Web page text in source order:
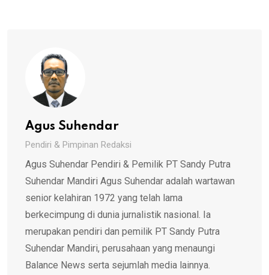
Agus Suhendar
Pendiri & Pimpinan Redaksi
Agus Suhendar Pendiri & Pemilik PT Sandy Putra
Suhendar Mandiri Agus Suhendar adalah wartawan
senior kelahiran 1972 yang telah lama
berkecimpung di dunia jurnalistik nasional. Ia
merupakan pendiri dan pemilik PT Sandy Putra
Suhendar Mandiri, perusahaan yang menaungi
Balance News serta sejumlah media lainnya.